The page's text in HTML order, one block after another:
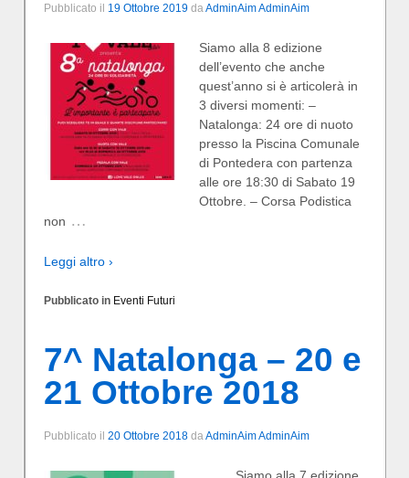
Pubblicato il 19 Ottobre 2019 daAdminAim AdminAim
Siamo alla 8 edizione
dell’evento che anche
quest’anno si è articolerà in
3 diversi momenti: –
Natalonga: 24 ore di nuoto
presso la Piscina Comunale
di Pontedera con partenza
alle ore 18:30 di Sabato 19
Ottobre. – Corsa Podistica
non …
Leggi altro ›
Pubblicato in Eventi Futuri
7^ Natalonga – 20 e
21 Ottobre 2018
Pubblicato il 20 Ottobre 2018 da AdminAim AdminAim